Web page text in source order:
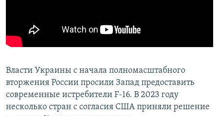
Власти Украины с начала полномасштабного
вторжения России просили Запад предоставить
современные истребители F-16. В 2023 году
несколько стран с согласия США приняли решение